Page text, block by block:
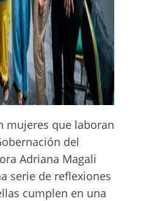
mujeres que laboran
del
Adriana Magali
serie de reflexiones
cumplen en una